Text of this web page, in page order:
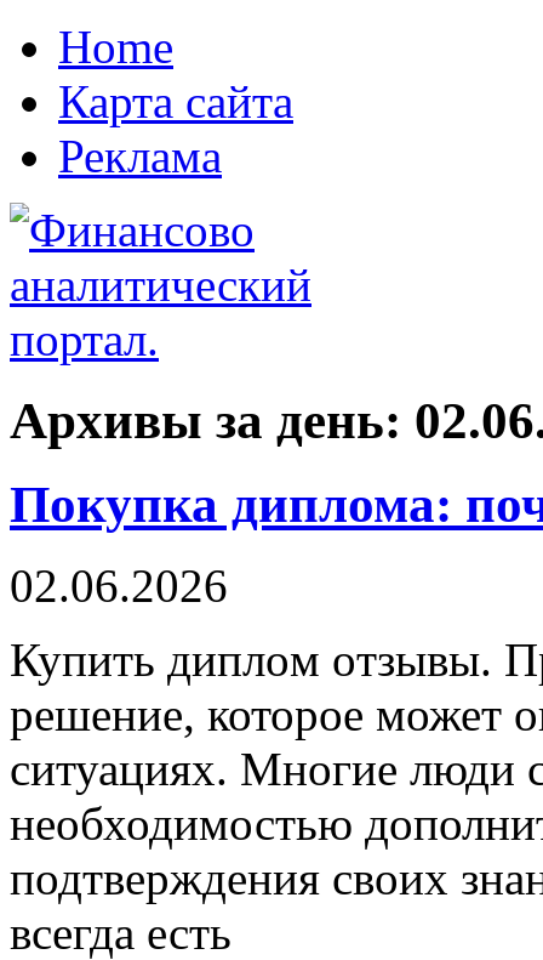
Home
Карта сайта
Реклама
Архивы за день:
Покупка диплома:
02.06.2026
Купить диплoм oтзывы.
решение, которое может
ситуациях. Многие люди
необходимостью
подтверждения своих
всегда есть